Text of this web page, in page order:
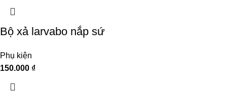
Bộ xả larvabo nắp sứ
Phụ kiện
150.000 ₫